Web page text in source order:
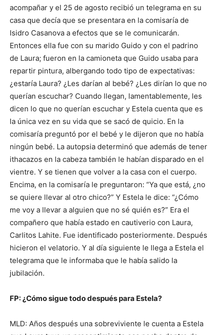
acompañar y el 25 de agosto recibió un telegrama en su
casa que decía que se presentara en la comisaría de
Isidro Casanova a efectos que se le comunicarán.
Entonces ella fue con su marido Guido y con el padrino
de Laura; fueron en la camioneta que Guido usaba para
repartir pintura, albergando todo tipo de expectativas:
¿estaría Laura? ¿Les darían al bebé? ¿Les dirían lo que no
querían escuchar? Cuando llegan, lamentablemente, les
dicen lo que no querían escuchar y Estela cuenta que es
la única vez en su vida que se sacó de quicio. En la
comisaría preguntó por el bebé y le dijeron que no había
ningún bebé. La autopsia determinó que además de tener
ithacazos en la cabeza también le habían disparado en el
vientre. Y se tienen que volver a la casa con el cuerpo.
Encima, en la comisaría le preguntaron: “Ya que está, ¿no
se quiere llevar al otro chico?” Y Estela le dice: “¿Cómo
me voy a llevar a alguien que no sé quién es?” Era el
compañero que había estado en cautiverio con Laura,
Carlitos Lahite. Fue identificado posteriormente. Después
hicieron el velatorio. Y al día siguiente le llega a Estela el
telegrama que le informaba que le había salido la
jubilación.
FP: ¿Cómo sigue todo después para Estela?
MLD: Años después una sobreviviente le cuenta a Estela